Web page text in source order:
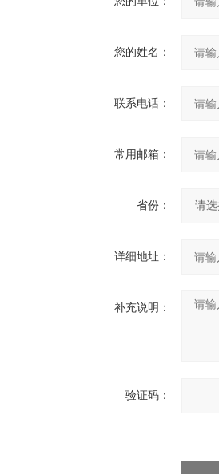
您的姓名：
联系电话：
常用邮箱：
省份：
详细地址：
补充说明：
验证码：